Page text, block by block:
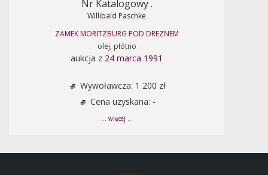
Nr Katalogowy .
Willibald Paschke
ZAMEK MORITZBURG POD DREZNEM
olej, płótno
aukcja z 24 marca 1991
Wywoławcza: 1 200 zł
Cena uzyskana: -
... więcej ...